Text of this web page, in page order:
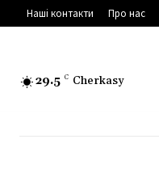
Наші контакти Про нас
29.5 C Cherkasy